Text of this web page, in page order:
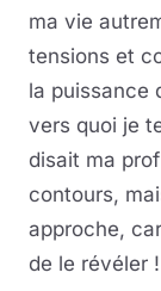
ma vie
tensions et
la puissance
vers quoi je
disait ma
contours,
approche,
de le révéler !